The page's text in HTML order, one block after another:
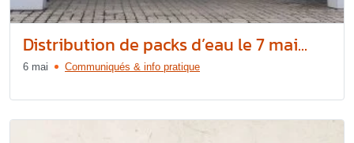
Distribution de packs d’eau le 7 mai...
6 mai Communiqués & info pratique